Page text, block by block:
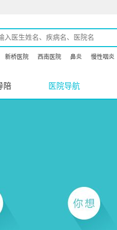
新桥医院 西南医院 鼻炎 慢性咽炎
陪 医院导航